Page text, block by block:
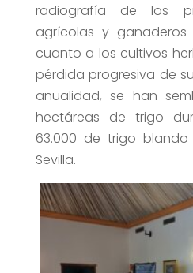
radiografía de los
agrícolas y
cuanto a los cultivos
pérdida progresiva de
anualidad, se han
hectáreas de trigo
63.000 de trigo
Sevilla.